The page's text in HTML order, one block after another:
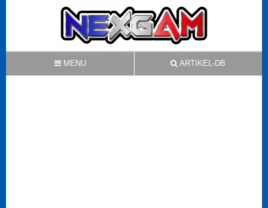
MENU ARTIKEL-DB